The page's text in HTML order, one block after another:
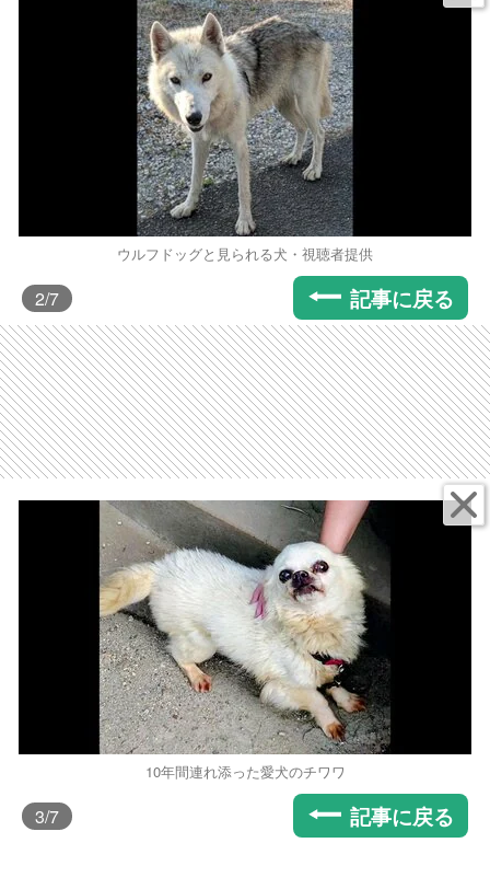
ウルフドッグと見られる犬・視聴者提供
2/7 記事に戻る
10年間連れ添った愛犬のチワワ
3/7 記事に戻る